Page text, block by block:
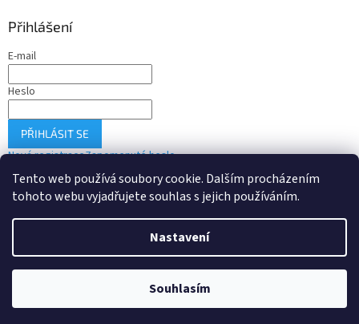
Tento web používá soubory cookie. Dalším procházením
tohoto webu vyjadřujete souhlas s jejich používáním.
Nastavení
Souhlasím
Přihlášení
E-mail
Heslo
PŘIHLÁSIT SE
Nová registraceZapomenuté heslo
Copyright 2026Drobné-elektro.cz. Všechna práva vyhrazena.
Upravit nastavení cookies